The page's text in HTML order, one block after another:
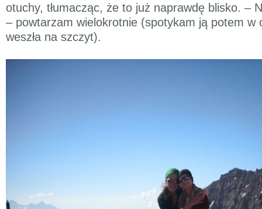
otuchy, tłumacząc, że to już naprawdę blisko. –
– powtarzam wielokrotnie (spotykam ją potem w
weszła na szczyt).